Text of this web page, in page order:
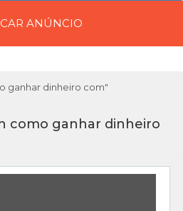
ANÚNCIO
ganhar dinheiro com"
como ganhar dinheiro